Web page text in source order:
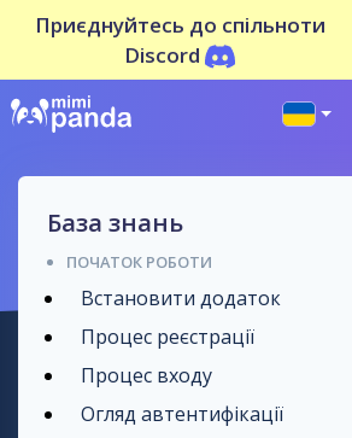
Приєднуйтесь до спільноти
Discord
База знань
ПОЧАТОК РОБОТИ
Встановити додаток
Процес реєстрації
Процес входу
Огляд автентифікації